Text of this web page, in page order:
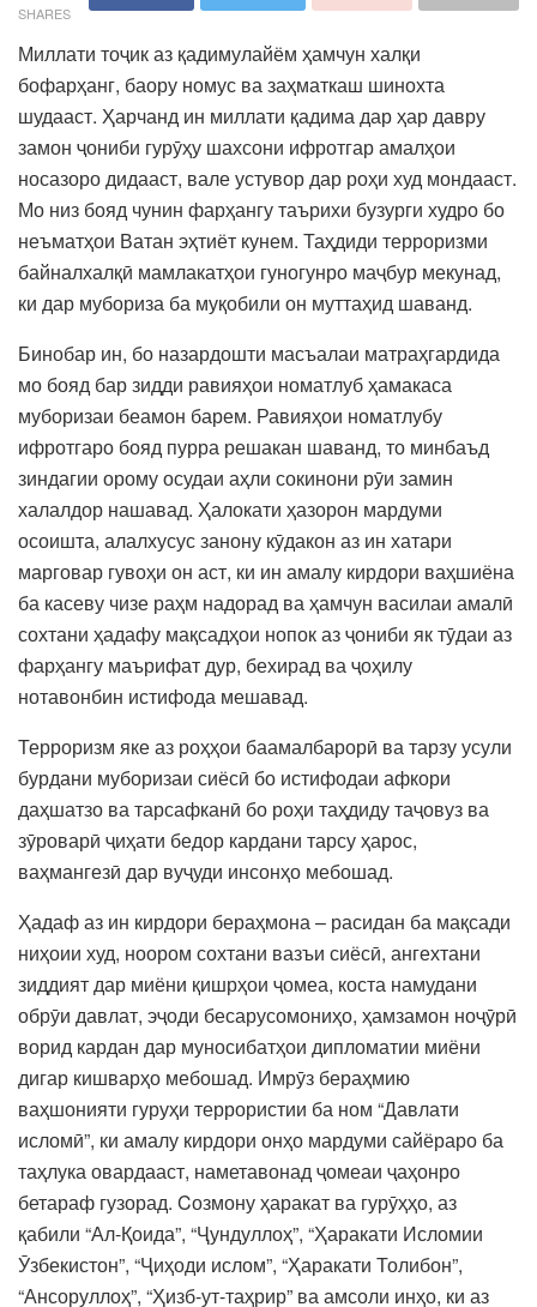
SHARES
Миллати тоҷик аз қадимулайём ҳамчун халқи
бофарҳанг, баору номус ва заҳматкаш шинохта
шудааст. Ҳарчанд ин миллати қадима дар ҳар давру
замон ҷониби гурӯҳу шахсони ифротгар амалҳои
носазоро дидааст, вале устувор дар роҳи худ мондааст.
Мо низ бояд чунин фарҳангу таърихи бузурги худро бо
неъматҳои Ватан эҳтиёт кунем. Таҳдиди терроризми
байналхалқӣ мамлакатҳои гуногунро маҷбур мекунад,
ки дар мубориза ба муқобили он муттаҳид шаванд.
Бинобар ин, бо назардошти масъалаи матраҳгардида
мо бояд бар зидди равияҳои номатлуб ҳамакаса
муборизаи беамон барем. Равияҳои номатлубу
ифротгаро бояд пурра решакан шаванд, то минбаъд
зиндагии орому осудаи аҳли сокинони рӯи замин
халалдор нашавад. Ҳалокати ҳазорон мардуми
осоишта, алалхусус занону кӯдакон аз ин хатари
марговар гувоҳи он аст, ки ин амалу кирдори ваҳшиёна
ба касеву чизе раҳм надорад ва ҳамчун василаи амалӣ
сохтани ҳадафу мақсадҳои нопок аз ҷониби як тӯдаи аз
фарҳангу маърифат дур, бехирад ва ҷоҳилу
нотавонбин истифода мешавад.
Терроризм яке аз роҳҳои баамалбарорӣ ва тарзу усули
бурдани муборизаи сиёсӣ бо истифодаи афкори
даҳшатзо ва тарсафканӣ бо роҳи таҳдиду таҷовуз ва
зӯроварӣ ҷиҳати бедор кардани тарсу ҳарос,
ваҳмангезӣ дар вуҷуди инсонҳо мебошад.
Ҳадаф аз ин кирдори бераҳмона – расидан ба мақсади
ниҳоии худ, ноором сохтани вазъи сиёсӣ, ангехтани
зиддият дар миёни қишрҳои ҷомеа, коста намудани
обрӯи давлат, эҷоди бесарусомониҳо, ҳамзамон ноҷӯрӣ
ворид кардан дар муносибатҳои дипломатии миёни
дигар кишварҳо мебошад. Имрӯз бераҳмию
ваҳшонияти гуруҳи террористии ба ном “Давлати
исломӣ”, ки амалу кирдори онҳо мардуми сайёраро ба
таҳлука овардааст, наметавонад ҷомеаи ҷаҳонро
бетараф гузорад. Cозмону ҳаракат ва гурӯҳҳо, аз
қабили “Ал-Қоида”, “Ҷундуллоҳ”, “Ҳаракати Исломии
Ӯзбекистон”, “Ҷиҳоди ислом”, “Ҳаракати Толибон”,
“Ансоруллоҳ”, “Ҳизб-ут-таҳрир” ва амсоли инҳо, ки аз